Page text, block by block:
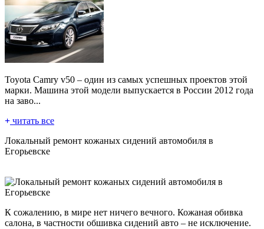
Тоyota Camry v50 – один из самых успешных проектов этой
марки. Машина этой модели выпускается в России 2012 года
на заво...
читать все
Локальный ремонт кожаных сидений автомобиля в
Егорьевске
К сожалению, в мире нет ничего вечного. Кожаная обивка
салона, в частности обшивка сидений авто – не исключение.